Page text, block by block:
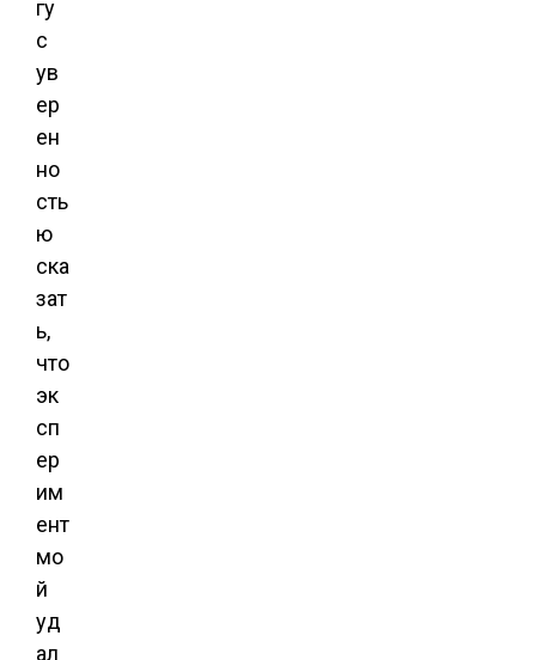
гу
с
ув
ер
ен
но
сть
ю
ска
зат
ь,
что
эк
сп
ер
им
ент
мо
й
уд
ал